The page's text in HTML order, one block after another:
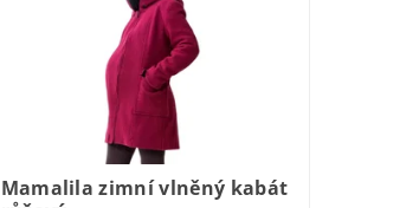
Mamalila zimní vlněný kabát